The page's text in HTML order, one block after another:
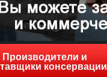
Производители и
консервации